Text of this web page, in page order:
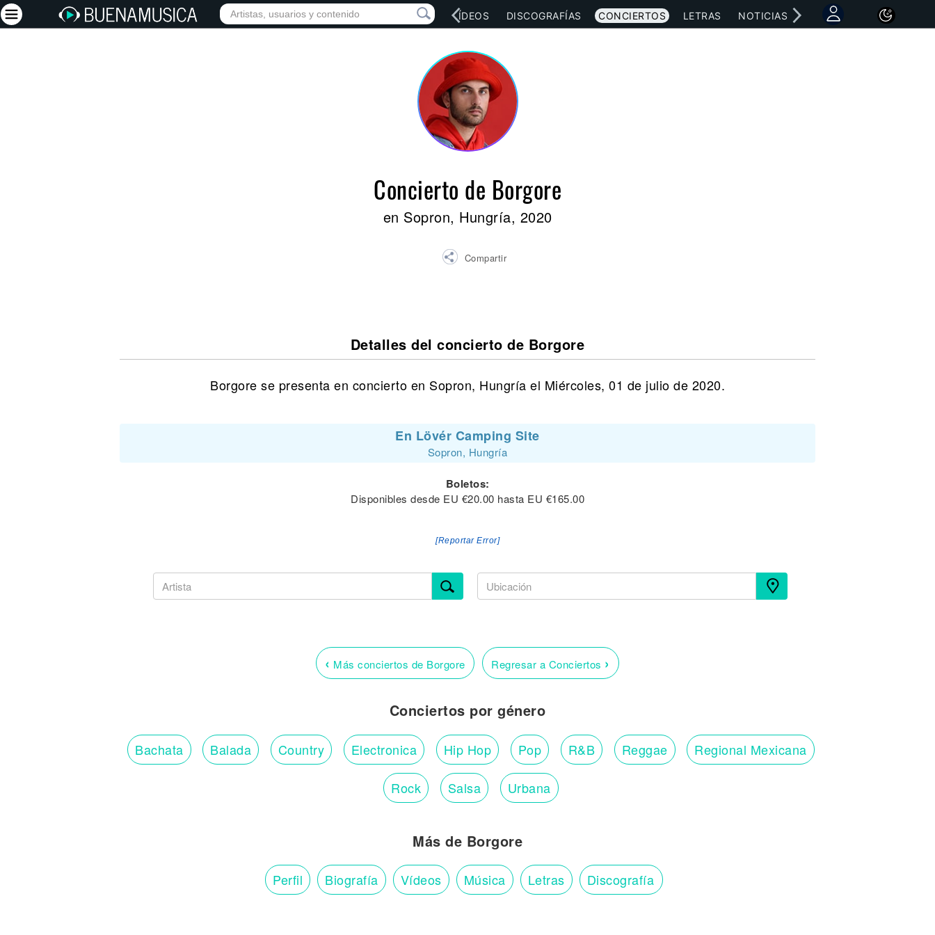
INICIO ARTISTAS RED SOCIAL MÚSICA VÍDEOS DISCOGRAFÍAS CONCIERTOS LETRAS NOTICIAS
Concierto de Borgore
en Sopron, Hungría, 2020
Compartir
Detalles del concierto de Borgore
Borgore se presenta en concierto en Sopron, Hungría el Miércoles, 01 de julio de 2020.
En Lövér Camping Site
Sopron, Hungría
Boletos:
Disponibles desde EU €20.00 hasta EU €165.00
[Reportar Error]
‹ Más conciertos de Borgore Regresar a Conciertos ›
Conciertos por género
Bachata Balada Country Electronica Hip Hop Pop R&B Reggae Regional Mexicana
Rock Salsa Urbana
Más de Borgore
Perfil Biografía Vídeos Música Letras Discografía